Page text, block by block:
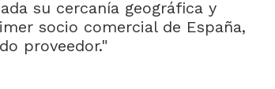
su cercanía geográfica y
socio comercial de España,
proveedor."